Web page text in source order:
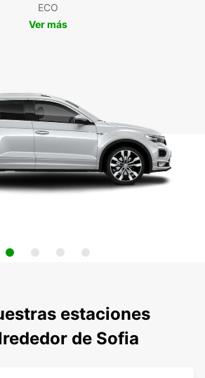
ECO
Ver más
estaciones
de Sofia